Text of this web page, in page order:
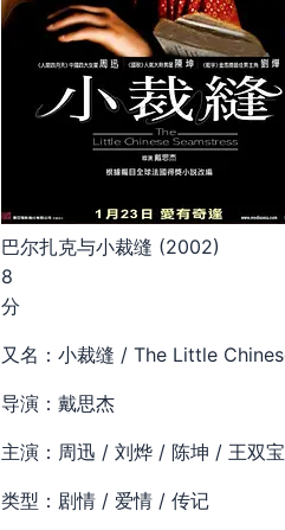
巴尔扎克与小裁缝 (2002)
8
分
又名：小裁缝 / The Little
导演：戴思杰
主演：周迅 / 刘烨 / 陈坤 / 王双
类型：剧情 / 爱情 / 传记